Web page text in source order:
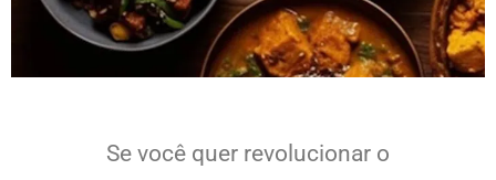
Se você quer revolucionar o